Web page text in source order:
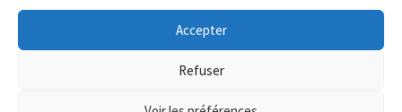
Accepter
Refuser
Les
options
peuvent
être
choisies
© Barthelemy Ski 2025 -Conditions générales de vente et
Politique de Confidentialité